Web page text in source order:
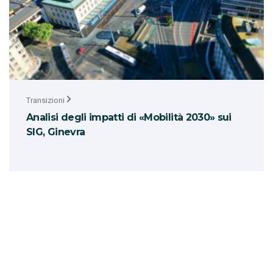
Transizioni
Analisi degli impatti di «Mobilità 2030» sui
SIG, Ginevra